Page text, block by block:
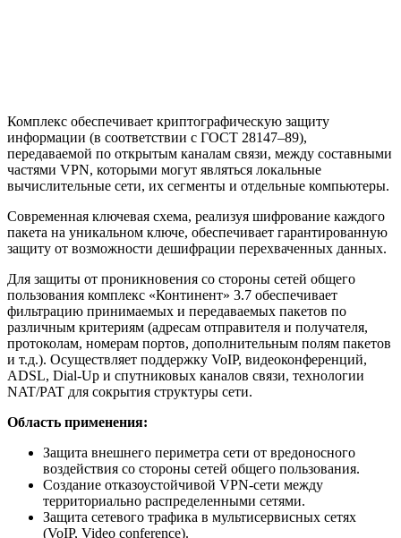
Комплекс обеспечивает криптографическую защиту
информации (в соответствии с ГОСТ 28147–89),
передаваемой по открытым каналам связи, между составными
частями VPN, которыми могут являться локальные
вычислительные сети, их сегменты и отдельные компьютеры.
Современная ключевая схема, реализуя шифрование каждого
пакета на уникальном ключе, обеспечивает гарантированную
защиту от возможности дешифрации перехваченных данных.
Для защиты от проникновения со стороны сетей общего
пользования комплекс «Континент» 3.7 обеспечивает
фильтрацию принимаемых и передаваемых пакетов по
различным критериям (адресам отправителя и получателя,
протоколам, номерам портов, дополнительным полям пакетов
и т.д.). Осуществляет поддержку VoIP, видеоконференций,
ADSL, Dial-Up и спутниковых каналов связи, технологии
NAT/PAT для сокрытия структуры сети.
Область применения:
Защита внешнего периметра сети от вредоносного
воздействия со стороны сетей общего пользования.
Создание отказоустойчивой VPN-сети между
территориально распределенными сетями.
Защита сетевого трафика в мультисервисных сетях
(VoIP, Video conference).